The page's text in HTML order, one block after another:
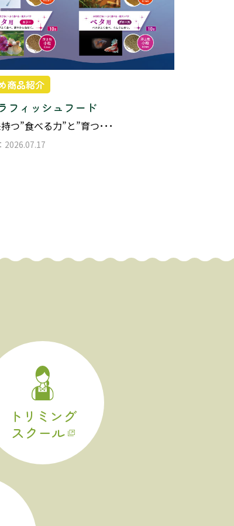
商品紹介
フィッシュフード
つ”食べる力”と”育つ･･･
2026.07.17
トリミング
スクール